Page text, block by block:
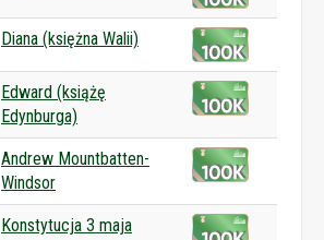
Diana (księżna Walii)
Edward (książę
Edynburga)
Andrew Mountbatten-
Windsor
Konstytucja 3 maja